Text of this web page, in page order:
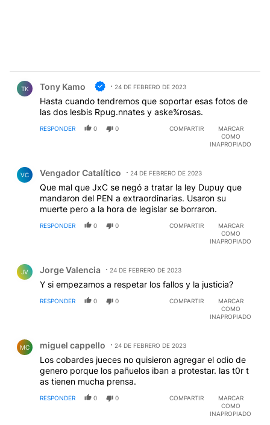
TK Tony Kamo 24 DE FEBRERO DE 2023
Hasta cuando tendremos que soportar esas fotos de
las dos lesbis Rpug.nnates y aske%rosas.
RESPONDER 0 0 COMPARTIR
MARCAR
COMO
INAPROPIADO
VC Vengador Catalítico 24 DE FEBRERO DE 2023
Que mal que JxC se negó a tratar la ley Dupuy que
mandaron del PEN a extraordinarias. Usaron su
muerte pero a la hora de legislar se borraron.
RESPONDER 0 0 COMPARTIR
MARCAR
COMO
INAPROPIADO
JV Jorge Valencia 24 DE FEBRERO DE 2023
Y si empezamos a respetar los fallos y la justicia?
RESPONDER 0 0 COMPARTIR
MARCAR
COMO
INAPROPIADO
MC miguel cappello 24 DE FEBRERO DE 2023
Los cobardes jueces no quisieron agregar el odio de
genero porque los pañuelos iban a protestar. las t0r t
as tienen mucha prensa.
RESPONDER 0 0 COMPARTIR
MARCAR
COMO
INAPROPIADO